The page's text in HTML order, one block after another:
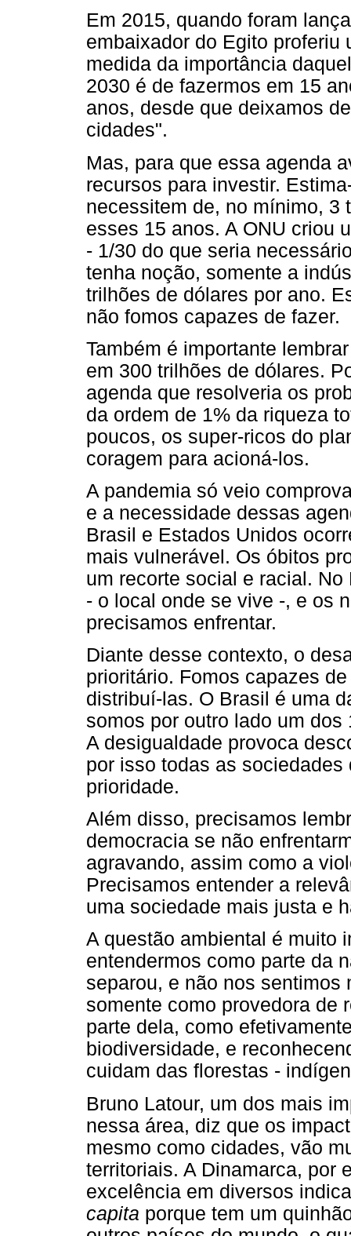
Em 2015, quando foram
embaixador do Egito proferiu
medida da importância
2030 é de fazermos em 15
anos, desde que deixamos
cidades".
Mas, para que essa agenda
recursos para investir.
necessitem de, no mínimo, 3
esses 15 anos. A ONU criou
- 1/30 do que seria
tenha noção, somente a
trilhões de dólares por ano.
não fomos capazes de fazer.
Também é importante
em 300 trilhões de dólares.
agenda que resolveria os
da ordem de 1% da riqueza
poucos, os super-ricos do
coragem para acioná-los.
A pandemia só veio
e a necessidade dessas
Brasil e Estados Unidos
mais vulnerável. Os óbitos
um recorte social e racial.
- o local onde se vive -, e os
precisamos enfrentar.
Diante desse contexto, o
prioritário. Fomos capazes
distribuí-las. O Brasil é uma
somos por outro lado um
A desigualdade provoca
por isso todas as
prioridade.
Além disso, precisamos
democracia se não
agravando, assim como a
Precisamos entender a
uma sociedade mais justa e
A questão ambiental é muito
entendermos como parte da
separou, e não nos sentimos
somente como provedora de
parte dela, como
biodiversidade, e
cuidam das florestas -
Bruno Latour, um dos mais
nessa área, diz que os
mesmo como cidades, vão
territoriais. A Dinamarca, por
excelência em diversos
capita porque tem um